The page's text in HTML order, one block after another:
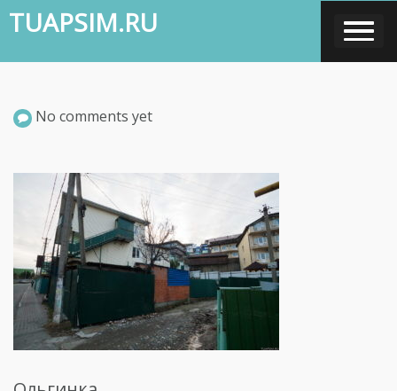
Skip
to
content
TUAPSIM.RU
No comments yet